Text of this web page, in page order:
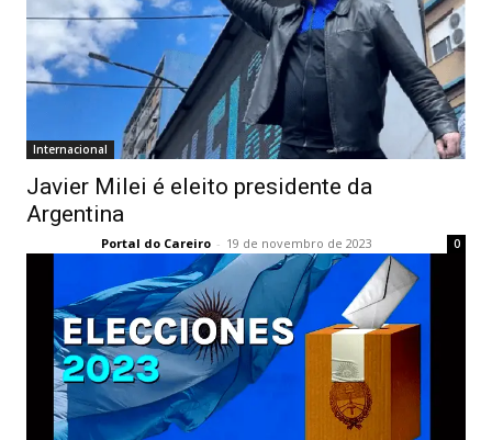
Internacional
Javier Milei é eleito presidente da
Argentina
Portal do Careiro - 19 de novembro de 2023 0